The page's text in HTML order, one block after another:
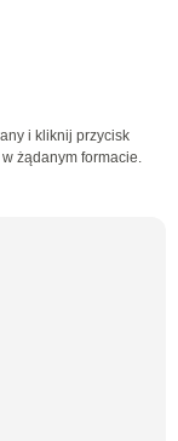
i kliknij przycisk
żądanym formacie.